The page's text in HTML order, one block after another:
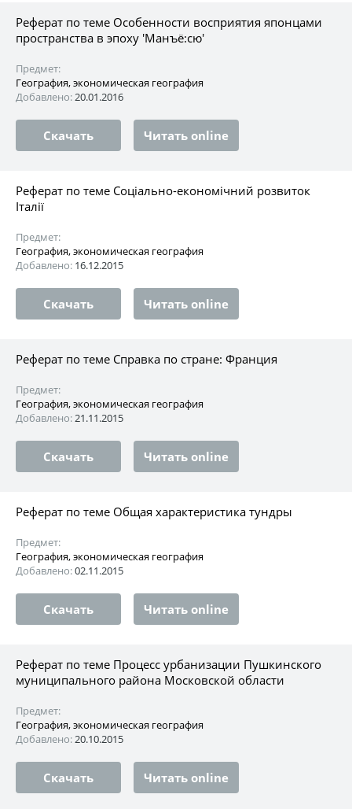
Реферат по теме Особенности восприятия японцами
пространства в эпоху 'Манъё:сю'
Предмет:
География, экономическая география
Добавлено:20.01.2016
Скачать Читать online
Реферат по теме Соціально-економічний розвиток
Італії
Предмет:
География, экономическая география
Добавлено: 16.12.2015
Скачать Читать online
Реферат по теме Справка по стране: Франция
Предмет:
География, экономическая география
Добавлено:21.11.2015
Скачать Читать online
Реферат по теме Общая характеристика тундры
Предмет:
География, экономическая география
Добавлено:02.11.2015
Скачать Читать online
Реферат по теме Процесс урбанизации Пушкинского
муниципального района Московской области
Предмет:
География, экономическая география
Добавлено:20.10.2015
Скачать Читать online